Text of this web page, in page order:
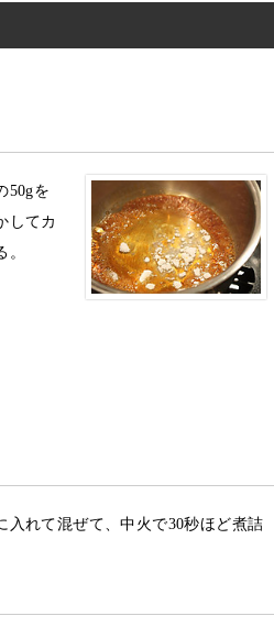
50gを
してカ
入れて混ぜて、中火で30秒ほど煮詰